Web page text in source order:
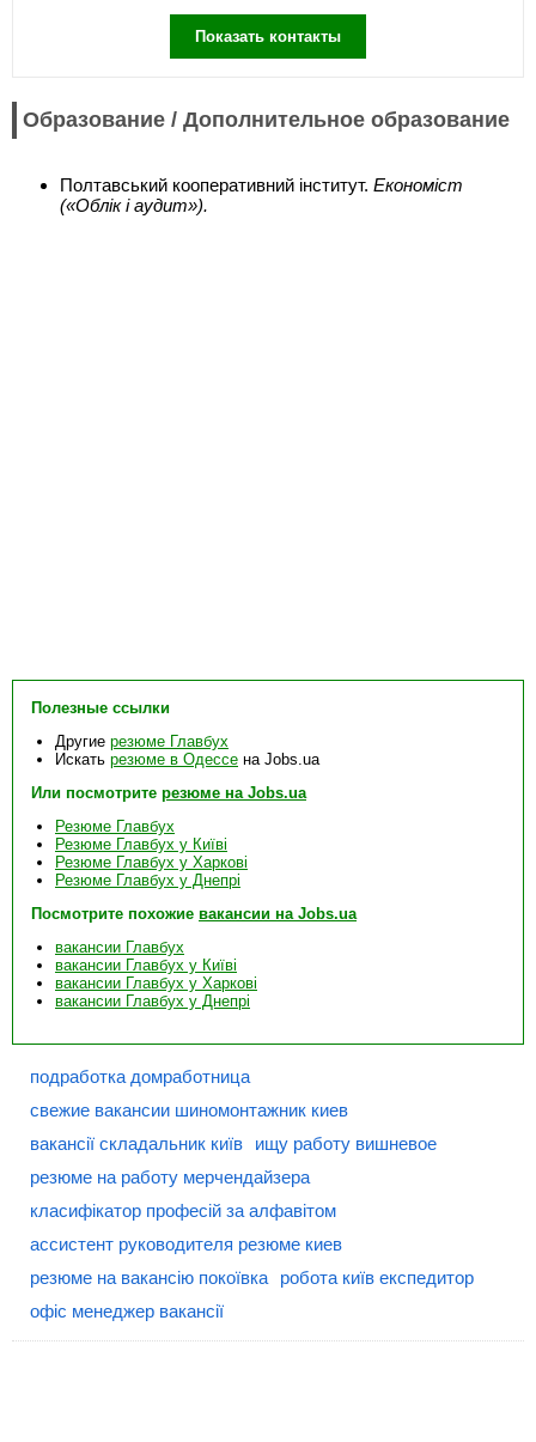
Показать контакты
Образование / Дополнительное образование
Полтавський кооперативний інститут. Економіст
(«Облік і аудит»).
Полезные ссылки
Другие резюме Главбух
Искать резюме в Одессе на Jobs.ua
Или посмотрите резюме на Jobs.ua
Резюме Главбух
Резюме Главбух у Київі
Резюме Главбух у Харкові
Резюме Главбух у Днепрі
Посмотрите похожие вакансии на Jobs.ua
вакансии Главбух
вакансии Главбух у Київі
вакансии Главбух у Харкові
вакансии Главбух у Днепрі
подработка домработница
свежие вакансии шиномонтажник киев
вакансії складальник київ
ищу работу вишневое
резюме на работу мерчендайзера
класифікатор професій за алфавітом
ассистент руководителя резюме киев
резюме на вакансію покоївка
робота київ експедитор
офіс менеджер вакансії